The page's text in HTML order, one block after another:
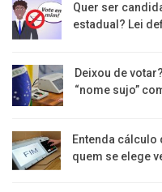
Quer ser
estadual? Lei
Deixou de
“nome sujo”
Entenda
quem se elege